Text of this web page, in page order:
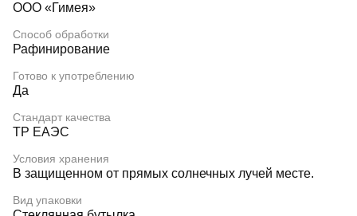
ООО «Гимея»
Способ обработки
Рафинирование
Готово к употреблению
Да
Стандарт качества
ТР ЕАЭС
Условия хранения
В защищенном от прямых солнечных лучей месте.
Вид упаковки